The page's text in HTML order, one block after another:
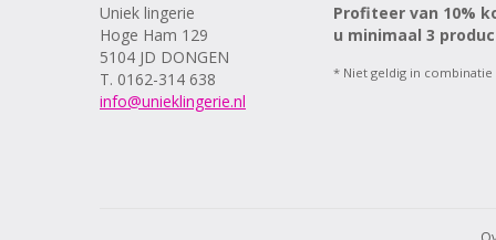
Uniek lingerie
Hoge Ham 129
5104 JD DONGEN
T. 0162-314 638
info@unieklingerie.nl
Profiteer van 10%
u minimaal 3
* Niet geldig in